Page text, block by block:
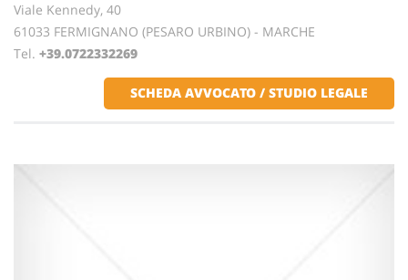
Viale Kennedy, 40
61033 FERMIGNANO (PESARO URBINO) - MARCHE
Tel. +39.0722332269
SCHEDA AVVOCATO / STUDIO LEGALE